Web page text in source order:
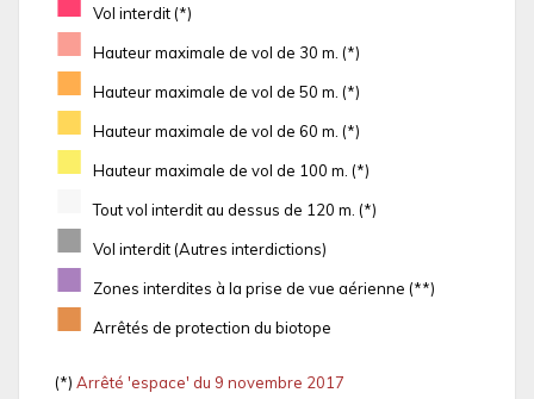
Vol interdit (*)
■ Hauteur maximale de vol de 30 m. (*)
■ Hauteur maximale de vol de 50 m. (*)
■ Hauteur maximale de vol de 60 m. (*)
■ Hauteur maximale de vol de 100 m. (*)
Tout vol interdit au dessus de 120 m. (*)
■ Vol interdit (Autres interdictions)
■ Zones interdites à la prise de vue aérienne (**)
■ Arrêtés de protection du biotope
(*) Arrêté 'espace' du 9 novembre 2017